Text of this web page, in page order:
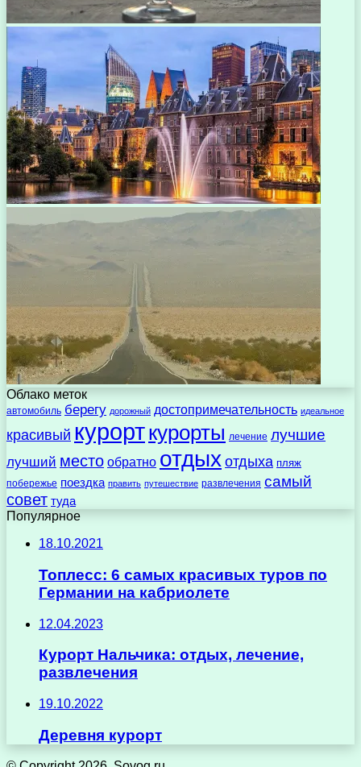
Облако меток
автомобиль берегу дорожный достопримечательность идеальное
красивый курорткурорты лечение лучшие
лучший место обратно отдыхотдыха пляж
побережье поездка править путешествие развлечения самый
совет туда
Популярное
18.10.2021
Топлесс: 6 самых красивых туров по
Германии на кабриолете
12.04.2023
Курорт Нальчика: отдых, лечение,
развлечения
19.10.2022
Деревня курорт